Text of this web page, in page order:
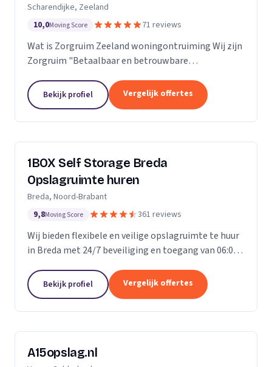
Scharendijke, Zeeland
10,0Moving Score 71 reviews
Wat is Zorgruim Zeeland woningontruiming Wij zijn
Zorgruim "Betaalbaar en betrouwbare
kleine verhuizingen.” Onze Kwaliteit is namelijk zo
ongelofelijk...
Bekijk profiel Vergelijk offertes
1BOX Self Storage Breda
Opslagruimte huren
Breda, Noord-Brabant
9,8Moving Score 361 reviews
Wij bieden flexibele en veilige opslagruimte te huur
in Breda met 24/7 beveiliging en toegang van 06:00
Bekijk profiel Vergelijk offertes
A15opslag.nl